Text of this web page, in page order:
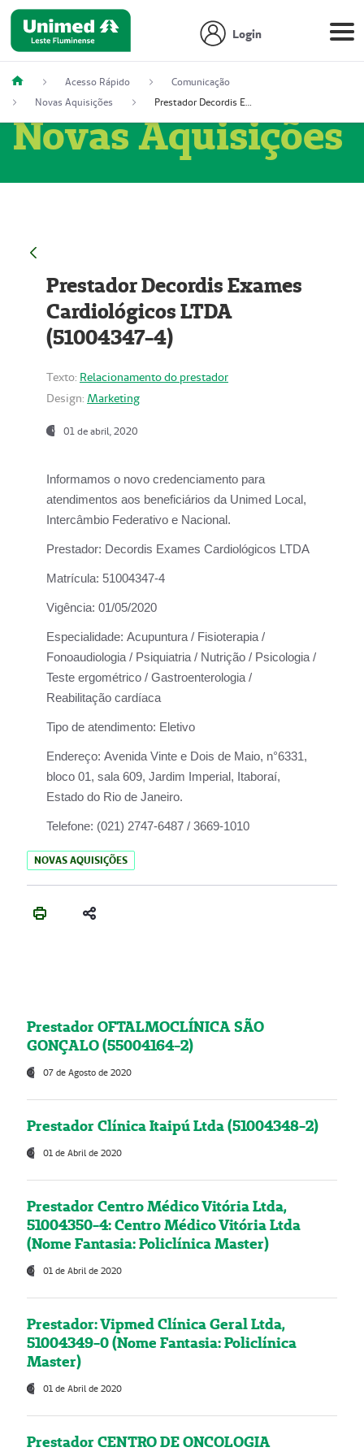
Login
Acesso Rápido
Comunicação
Novas Aquisições
Prestador Decordis Exames Cardiológicos LTDA (51004347-4)
Novas Aquisições
Prestador Decordis Exames
Cardiológicos LTDA
(51004347-4)
Texto: Relacionamento do prestador
Design: Marketing
01 de abril, 2020
Informamos o novo credenciamento para
atendimentos aos beneficiários da Unimed Local,
Intercâmbio Federativo e Nacional.
Prestador: Decordis Exames Cardiológicos LTDA
Matrícula: 51004347-4
Vigência: 01/05/2020
Especialidade: Acupuntura / Fisioterapia /
Fonoaudiologia / Psiquiatria / Nutrição / Psicologia /
Teste ergométrico / Gastroenterologia /
Reabilitação cardíaca
Tipo de atendimento: Eletivo
Endereço: Avenida Vinte e Dois de Maio, n°6331,
bloco 01, sala 609, Jardim Imperial, Itaboraí,
Estado do Rio de Janeiro.
Telefone: (021) 2747-6487 / 3669-1010
NOVAS AQUISIÇÕES
Prestador OFTALMOCLÍNICA SÃO
GONÇALO (55004164-2)
07 de Agosto de 2020
Prestador Clínica Itaipú Ltda (51004348-2)
01 de Abril de 2020
Prestador Centro Médico Vitória Ltda,
51004350-4: Centro Médico Vitória Ltda
(Nome Fantasia: Policlínica Master)
01 de Abril de 2020
Prestador: Vipmed Clínica Geral Ltda,
51004349-0 (Nome Fantasia: Policlínica
Master)
01 de Abril de 2020
Prestador CENTRO DE ONCOLOGIA